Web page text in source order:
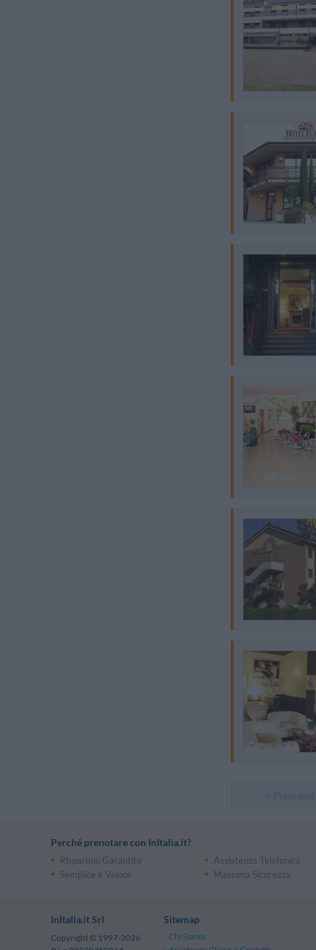
Perché prenotare con InItalia.it?
Risparmio Garantito Assistenza Telefonica
Semplice e Veloce
Massima Sicurezza
InItalia.it Srl
Copyright © 1997-2026
Sitemap
Chi Siamo